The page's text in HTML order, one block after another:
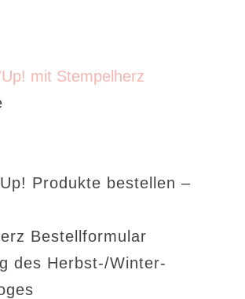
Up! Produkte bestellen –
Bestellformular
des Herbst-/Winter-